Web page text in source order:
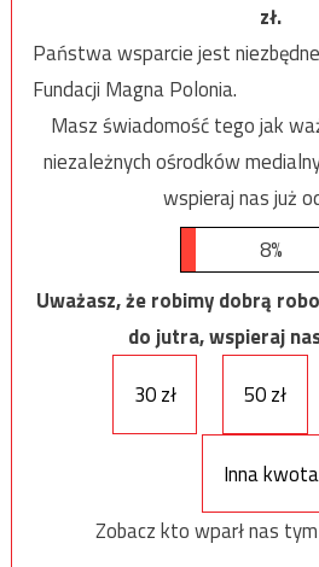
zł.
Państwa wsparcie jest
Fundacji Magna Polonia.
Masz świadomość tego jak
niezależnych ośrodków
wspieraj nas już
8%
Uważasz, że robimy dobrą
do jutra, wspieraj
30 zł
50 zł
Inna kwota
Zobacz kto wparł nas